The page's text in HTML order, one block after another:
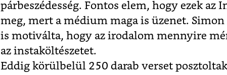
párbeszédesség. Fontos elem, hogy ezek az
meg, mert a médium maga is üzenet.
is motiválta, hogy az irodalom mennyire
az instaköltészetet.
Eddig körülbelül 250 darab verset